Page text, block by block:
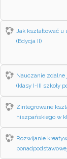
Jak kształtować
(Edycja II)
Nauczanie
(klasy I-III szkoły
Zintegrowane
hiszpańskiego w
Rozwijanie
ponadpodstawowej